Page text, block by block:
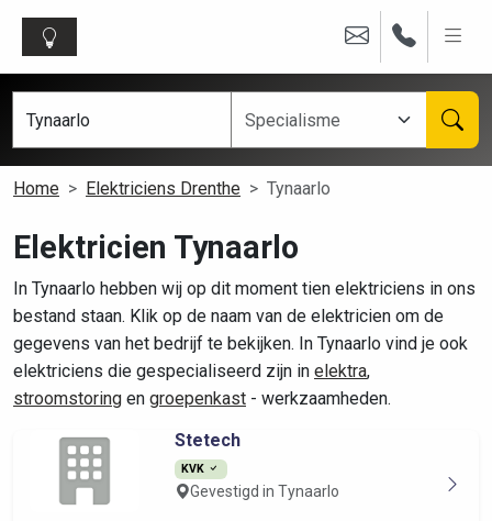
Home Elektriciens Drenthe Tynaarlo
Elektricien Tynaarlo
In Tynaarlo hebben wij op dit moment tien elektriciens in ons
bestand staan. Klik op de naam van de elektricien om de
gegevens van het bedrijf te bekijken. In Tynaarlo vind je ook
elektriciens die gespecialiseerd zijn in elektra,
stroomstoring en groepenkast - werkzaamheden.
Stetech
KVK
Gevestigd in Tynaarlo